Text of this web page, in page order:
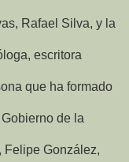
Rafael Silva, y la
escritora
que ha formado
de la
Felipe González,